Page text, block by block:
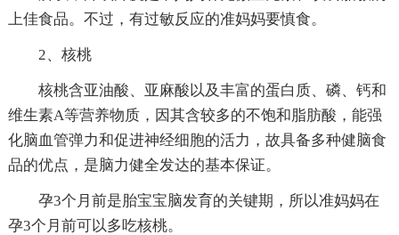
上佳食品。不过，有过敏反应的准妈妈要慎食。
2、核桃
核桃含亚油酸、亚麻酸以及丰富的蛋白质、磷、钙和
维生素A等营养物质，因其含较多的不饱和脂肪酸，能强
化脑血管弹力和促进神经细胞的活力，故具备多种健脑食
品的优点，是脑力健全发达的基本保证。
孕3个月前是胎宝宝脑发育的关键期，所以准妈妈在
孕3个月前可以多吃核桃。